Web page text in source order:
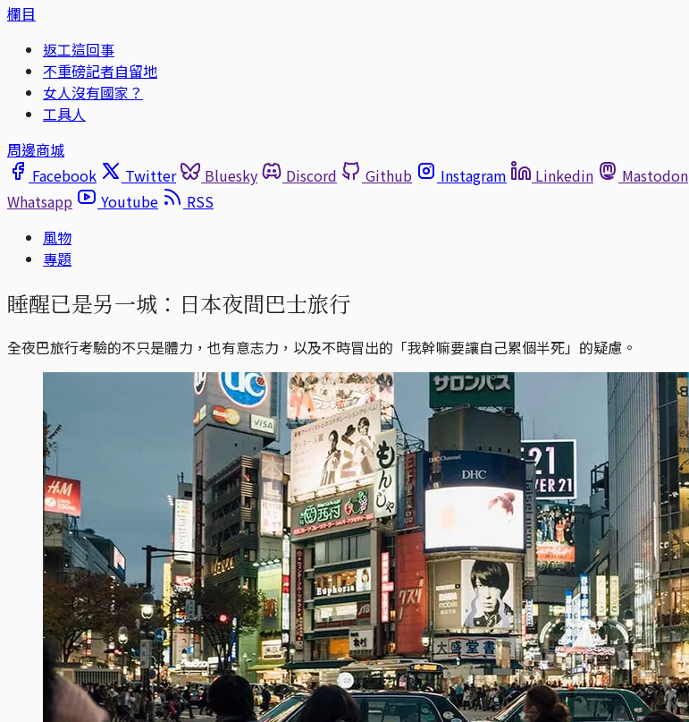
欄目
返工這回事
不重磅記者自留地
女人沒有國家？
工具人
周邊商城
Facebook
Twitter Bluesky Discord Github Instagram Linkedin Mastodon
Whatsapp
Youtube
RSS
風物
專題
睡醒已是另一城：日本夜間巴士旅行
全夜巴旅行考驗的不只是體力，也有意志力，以及不時冒出的「我幹嘛要讓自己累個半死」的疑慮。